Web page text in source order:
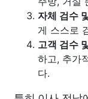
자체 검수
게 스스로
고객 검수
하고, 추가
다.